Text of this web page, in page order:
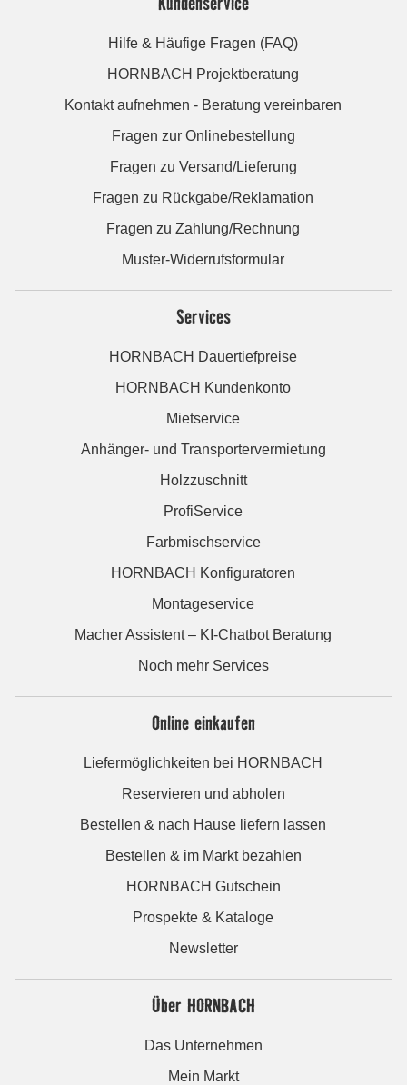
Hilfe & Häufige Fragen (FAQ)
HORNBACH Projektberatung
Kontakt aufnehmen - Beratung vereinbaren
Fragen zur Onlinebestellung
Fragen zu Versand/Lieferung
Fragen zu Rückgabe/Reklamation
Fragen zu Zahlung/Rechnung
Muster-Widerrufsformular
Services
HORNBACH Dauertiefpreise
HORNBACH Kundenkonto
Mietservice
Anhänger- und Transportervermietung
Holzzuschnitt
ProfiService
Farbmischservice
HORNBACH Konfiguratoren
Montageservice
Macher Assistent – KI-Chatbot Beratung
Noch mehr Services
Online einkaufen
Liefermöglichkeiten bei HORNBACH
Reservieren und abholen
Bestellen & nach Hause liefern lassen
Bestellen & im Markt bezahlen
HORNBACH Gutschein
Prospekte & Kataloge
Newsletter
Über HORNBACH
Das Unternehmen
Mein Markt